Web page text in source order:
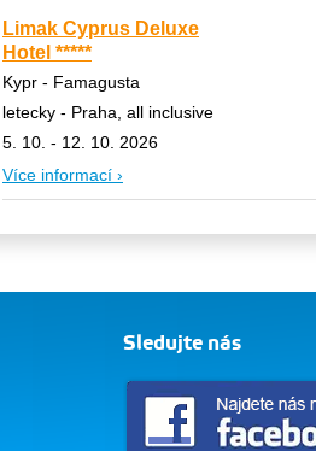
Limak Cyprus Deluxe
Hotel *****
Kypr - Famagusta
letecky - Praha, all inclusive
5. 10. - 12. 10. 2026
Více informací ›
Sledujte nás